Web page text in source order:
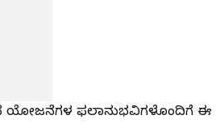
ಯೋಜನೆಗಳ ಫಲಾನುಭವಿಗಳೊಂದಿಗೆ ಈ